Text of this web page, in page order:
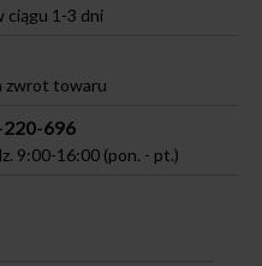
ciągu 1-3 dni
zwrot towaru
696
9:00-16:00 (pon. - pt.)